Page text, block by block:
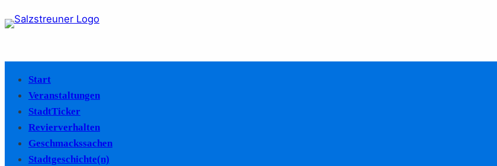
Start
Veranstaltungen
StadtTicker
Revierverhalten
Geschmackssachen
Stadtgeschichte(n)